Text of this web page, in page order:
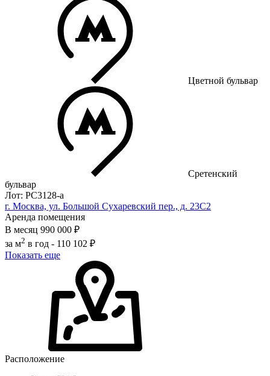
Цветной бульвар
Сретенский
бульвар
Лот: РС3128-a
г. Москва, ул. Большой Сухаревский пер., д. 23С2
Аренда помещения
В месяц 990 000 ₽
за м2 в год - 110 102 ₽
Показать еще
Расположение